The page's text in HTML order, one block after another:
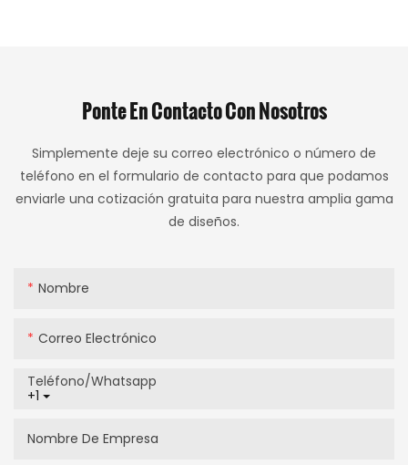
Ponte En Contacto Con Nosotros
Simplemente deje su correo electrónico o número de
teléfono en el formulario de contacto para que podamos
enviarle una cotización gratuita para nuestra amplia gama
de diseños.
Nombre
Correo Electrónico
+1
Teléfono/whatsapp
Nombre De Empresa